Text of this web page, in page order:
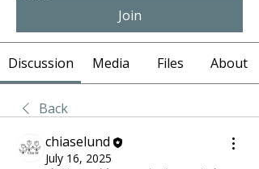
Join
Discussion Media Files About
Back
chiaselund
July 16, 2025